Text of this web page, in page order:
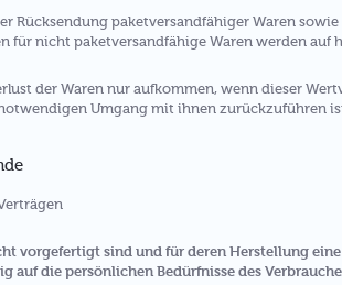
Rücksendung paketversandfähiger Waren
für nicht paketversandfähige Waren werden auf
der Waren nur aufkommen, wenn dieser
Umgang mit ihnen zurückzuführen
vorgefertigt sind und für deren Herstellung
auf die persönlichen Bedürfnisse des